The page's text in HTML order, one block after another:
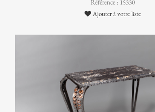
Référence : 15330
Ajouter à votre liste